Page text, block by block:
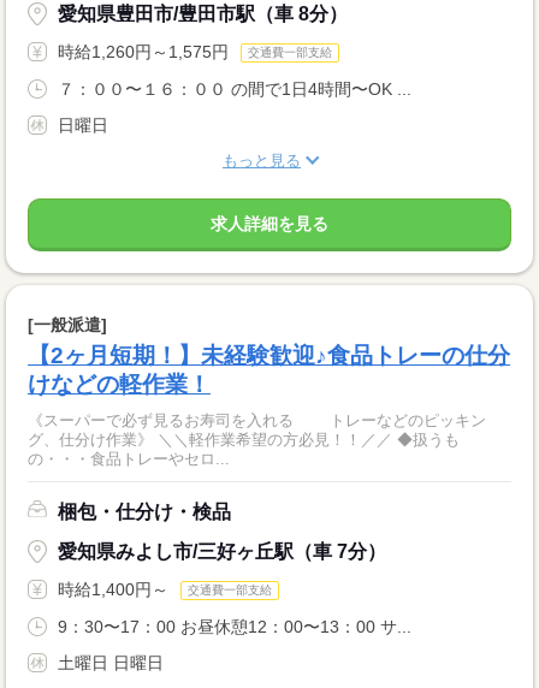
愛知県豊田市/豊田市駅（車 8分）
時給1,260円～1,575円 交通費一部支給
７：００〜１６：００ の間で1日4時間〜OK ...
日曜日
もっと見る
求人詳細を見る
[一般派遣]
【2ヶ月短期！】未経験歓迎♪食品トレーの仕分
けなどの軽作業！
《スーパーで必ず見るお寿司を入れる トレーなどのピッキン
グ、仕分け作業》 ＼＼軽作業希望の方必見！！／／ ◆扱うも
の・・・食品トレーやセロ...
梱包・仕分け・検品
愛知県みよし市/三好ヶ丘駅（車 7分）
時給1,400円～ 交通費一部支給
9：30〜17：00 お昼休憩12：00〜13：00 サ...
土曜日 日曜日